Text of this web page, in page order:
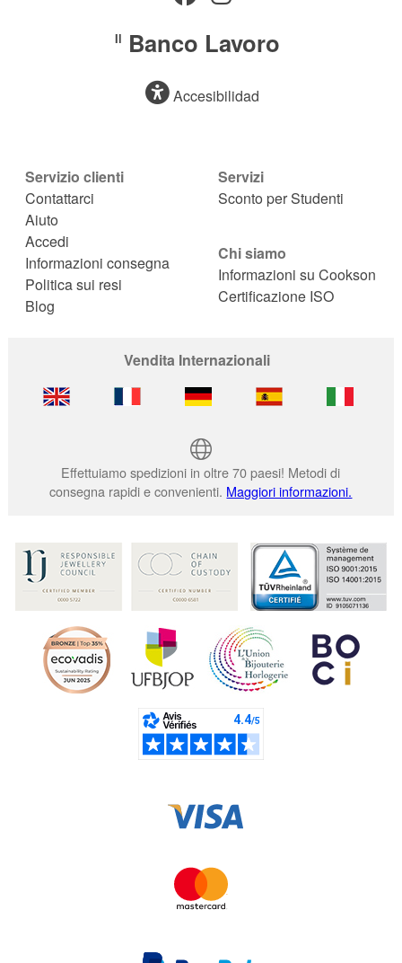
Il Banco Lavoro
Accesibilidad
Servizio clienti
Contattarci
Aiuto
Accedi
Informazioni consegna
Politica sui resi
Blog
Servizi
Sconto per Studenti
Chi siamo
Informazioni su Cookson
Certificazione ISO
Vendita Internazionali
Effettuiamo spedizioni in oltre 70 paesi! Metodi di
consegna rapidi e convenienti. Maggiori informazioni.